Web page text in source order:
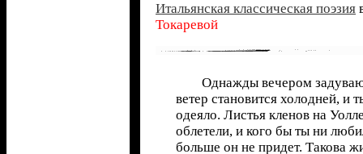
Итальянская классическая поэзия
Токаревой
Однажды вечером
ветер становится холодней, и
одеяло. Листья кленов на
облетели, и кого бы ты ни
больше он не придет. Такова